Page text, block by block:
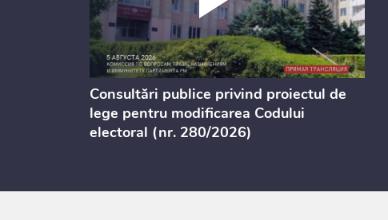
Consultări publice privind proiectul de
lege pentru modificarea Codului
electoral (nr. 280/2026)